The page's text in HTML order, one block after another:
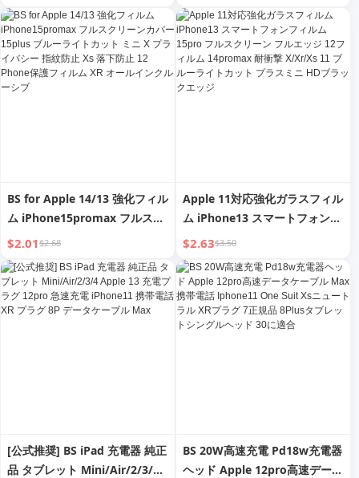
ラグ 12proショート 8plusロン
グ 2M携帯電話XR充電ヘッド
11対応
iPhone15/13pro 携帯電話フィ
ルム iPhone14plus 新着 12 プ
ライバシー 11 フルスクリーン
X ピーピングスクリーン XR
Kangning Xsmax ステッカー
BS for Apple 14/13 強化フィル
ム iPhone15promax フルスク
リーンカバー 15plus ブルーラ
イトカット ミニ X プライバシ
ー 指紋防止 Xs 落下防止 12
Phone保護フィルム XR オール
インクルーシブ
$2.01$2.68
Apple 11対応強化ガラスフィル
ム iPhone13 スマートフォンフ
ィルム 15pro フルスクリーン
フルエッジ 12フィルム
14promax 耐衝撃 X/Xr/Xs 11
ブルーライトカット プラスミニ
HDブラックエッジ
$2.63$3.50
[公式推奨] BS iPad 充電器 純正
品 タブレット Mini/Air/2/3/4
BS 20W高速充電 Pd18w充電器
ヘッド Apple 12pro高速データ